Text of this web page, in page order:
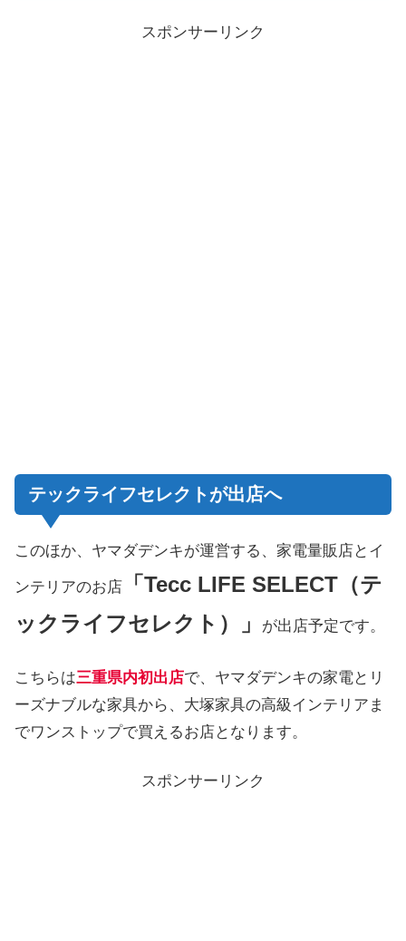
スポンサーリンク
テックライフセレクトが出店へ
このほか、ヤマダデンキが運営する、家電量販店とイ
ンテリアのお店
「Tecc LIFE SELECT（テ
ックライフセレクト）」
が出店予定です。
こちらは三重県内初出店で、ヤマダデンキの家電とリ
ーズナブルな家具から、大塚家具の高級インテリアま
でワンストップで買えるお店となります。
スポンサーリンク